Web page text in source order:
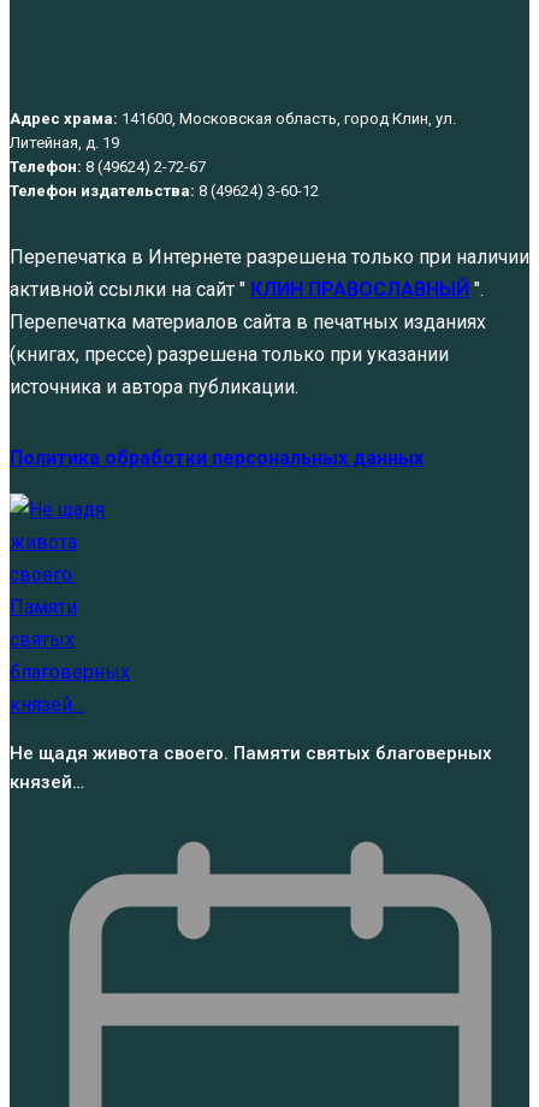
Адрес храма: 141600, Московская область, город Клин, ул.
Литейная, д. 19
Телефон: 8 (49624) 2-72-67
Телефон издательства: 8 (49624) 3-60-12
Перепечатка в Интернете разрешена только при наличии
активной ссылки на сайт " КЛИН ПРАВОСЛАВНЫЙ ".
Перепечатка материалов сайта в печатных изданиях
(книгах, прессе) разрешена только при указании
источника и автора публикации.
Политика обработки персональных данных
Не щадя живота своего. Памяти святых благоверных
князей…